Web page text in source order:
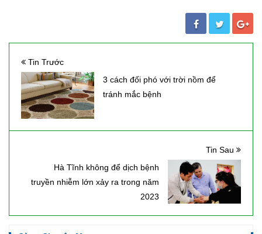
Tin Trước
3 cách đối phó với trời nồm để
tránh mắc bệnh
Tin Sau
Hà Tĩnh không để dịch bệnh
truyền nhiễm lớn xảy ra trong năm
2023